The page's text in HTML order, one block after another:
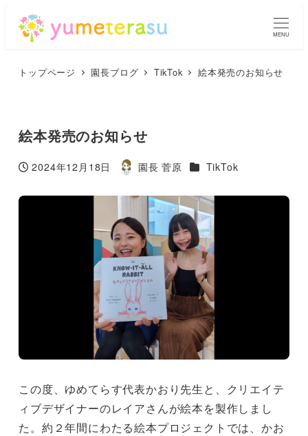
MENU
トップページ 園長ブログ TikTok 絵本発売のお知らせ
絵本発売のお知らせ
投稿日
2024年12月18日
著
園長 菅原 カテゴリー
TikTok
この度、ゆめてらす代表かおり先生と、クリエイテ
ィブデザイナーのレイアさんが絵本を製作しまし
た。約２年間にわたる絵本プロジェクトでは、かお